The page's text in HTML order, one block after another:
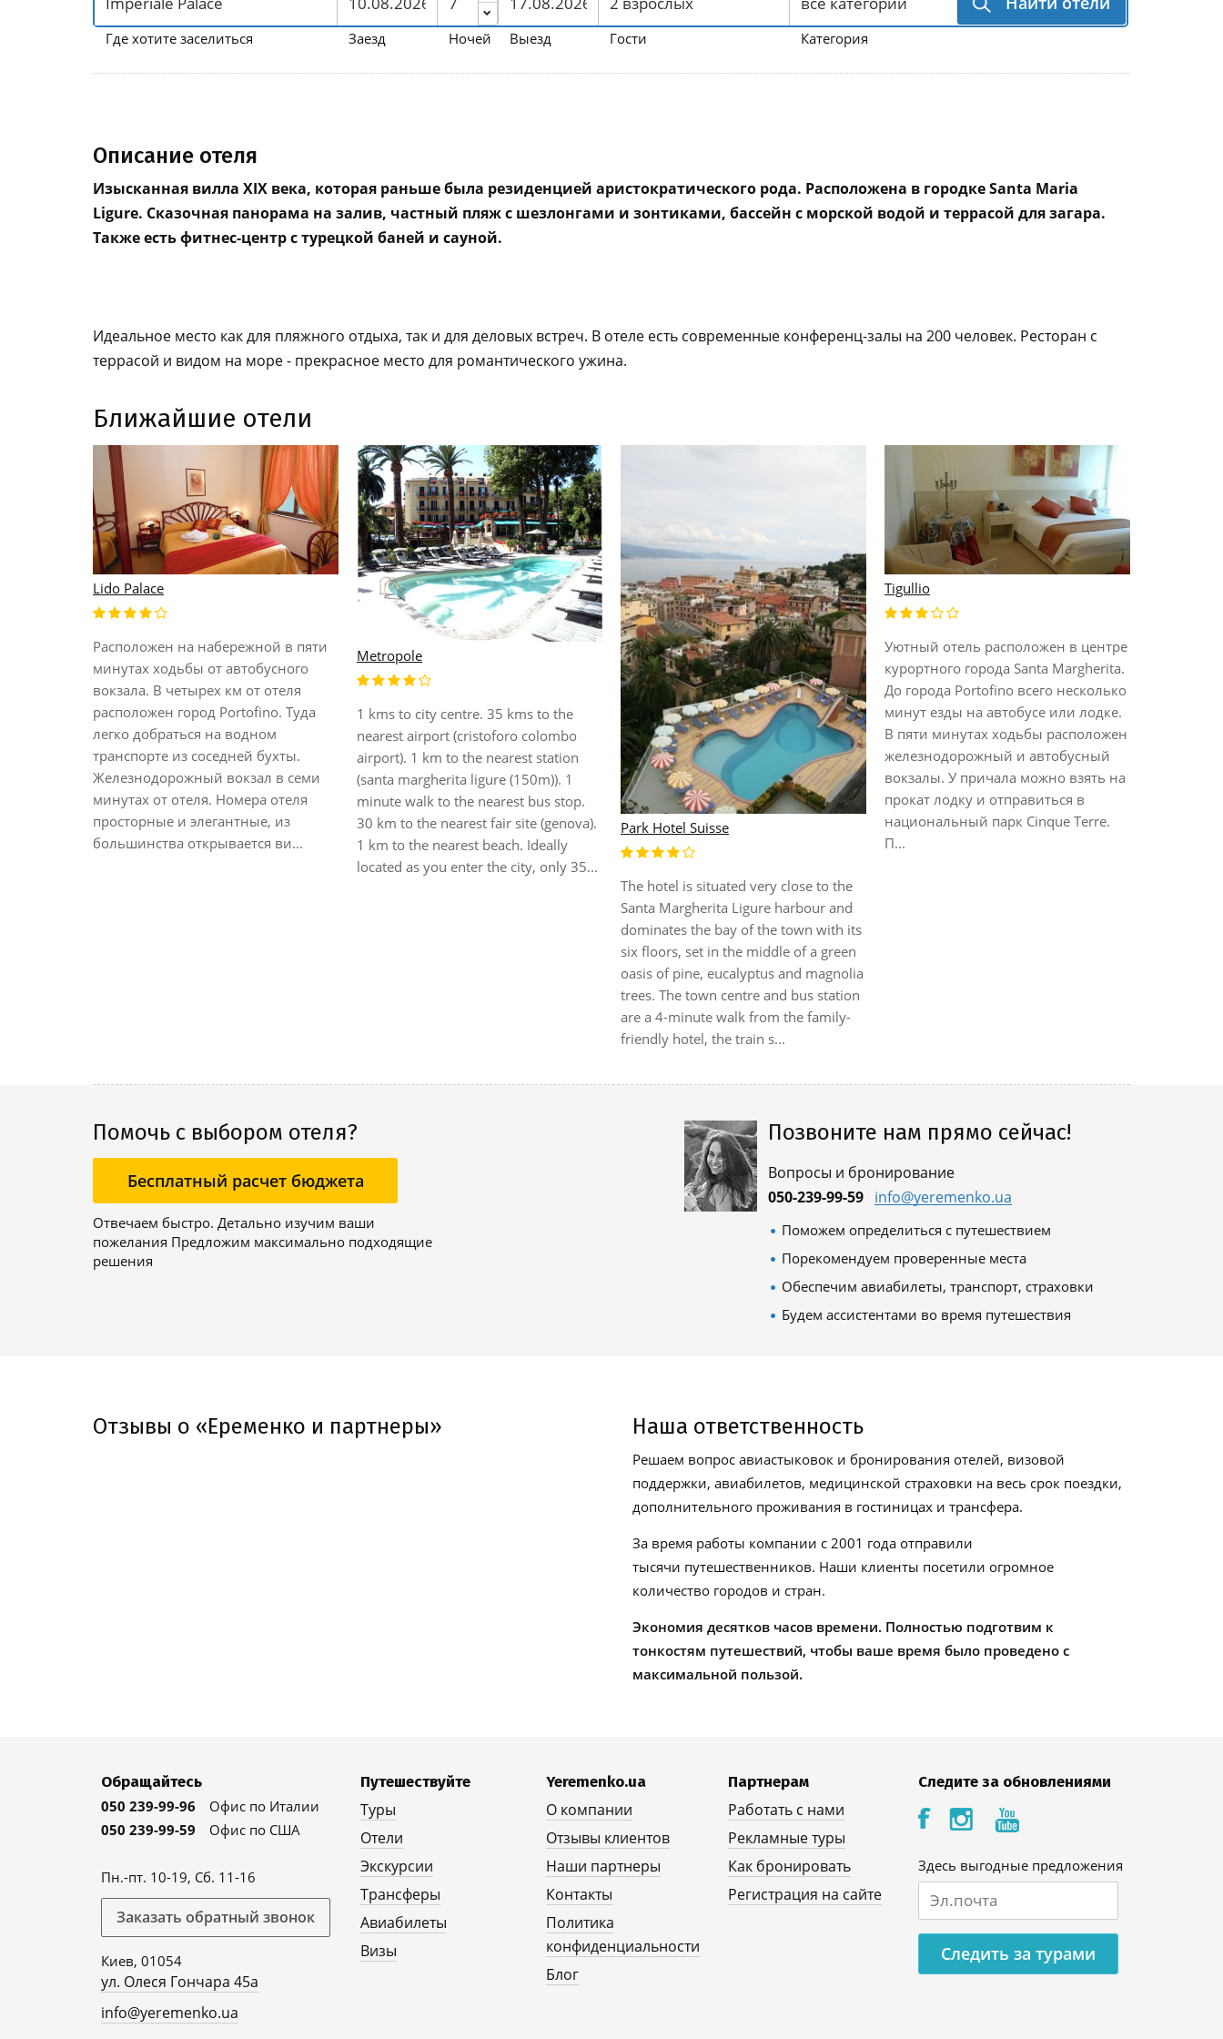
Где хотите заселиться Заезд Ночей Выезд Гости Категория
Описание отеля
Изысканная вилла XIX века, которая раньше была резиденцией аристократического рода. Расположена в городке Santa Maria
Ligure. Сказочная панорама на залив, частный пляж с шезлонгами и зонтиками, бассейн с морской водой и террасой для загара.
Также есть фитнес-центр с турецкой баней и сауной.
Идеальное место как для пляжного отдыха, так и для деловых встреч. В отеле есть современные конференц-залы на 200 человек. Ресторан с
террасой и видом на море - прекрасное место для романтического ужина.
Ближайшие отели
Lido Palace
Расположен на набережной в пяти
минутах ходьбы от автобусного
вокзала. В четырех км от отеля
расположен город Portofino. Туда
легко добраться на водном
транспорте из соседней бухты.
Железнодорожный вокзал в семи
минутах от отеля. Номера отеля
просторные и элегантные, из
большинства открывается ви...
Metropole
1 kms to city centre. 35 kms to the
nearest airport (cristoforo colombo
airport). 1 km to the nearest station
(santa margherita ligure (150m)). 1
minute walk to the nearest bus stop.
30 km to the nearest fair site (genova).
1 km to the nearest beach. Ideally
located as you enter the city, only 35...
Park Hotel Suisse
The hotel is situated very close to the
Santa Margherita Ligure harbour and
dominates the bay of the town with its
six floors, set in the middle of a green
oasis of pine, eucalyptus and magnolia
trees. The town centre and bus station
are a 4-minute walk from the family-
friendly hotel, the train s...
Tigullio
Уютный отель расположен в центре
курортного города Santa Margherita.
До города Portofino всего несколько
минут езды на автобусе или лодке.
В пяти минутах ходьбы расположен
железнодорожный и автобусный
вокзалы. У причала можно взять на
прокат лодку и отправиться в
национальный парк Cinque Terre.
П...
Помочь с выбором отеля?
Бесплатный расчет бюджета
Отвечаем быстро. Детально изучим ваши
пожелания Предложим максимально подходящие
решения
Позвоните нам прямо сейчас!
Вопросы и бронирование
050-239-99-59 info@yeremenko.ua
Поможем определиться с путешествием
Порекомендуем проверенные места
Обеспечим авиабилеты, транспорт, страховки
Будем ассистентами во время путешествия
Отзывы о «Еременко и партнеры» Наша ответственность
Решаем вопрос авиастыковок и бронирования отелей, визовой
поддержки, авиабилетов, медицинской страховки на весь срок поездки,
дополнительного проживания в гостиницах и трансфера.
За время работы компании с 2001 года отправили
тысячи путешественников. Наши клиенты посетили огромное
количество городов и стран.
Экономия десятков часов времени. Полностью подготвим к
тонкостям путешествий, чтобы ваше время было проведено с
максимальной пользой.
Обращайтесь
050 239-99-96
Офис по Италии
050 239-99-59
Офис по США
Пн.-пт. 10-19, Сб. 11-16
Заказать обратный звонок
Киев, 01054
ул. Олеся Гончара 45а
info@yeremenko.ua
Путешествуйте
Туры
Отели
Экскурсии
Трансферы
Авиабилеты
Визы
Yeremenko.ua
О компании
Отзывы клиентов
Наши партнеры
Контакты
Политика
конфиденциальности
Блог
Партнерам
Работать с нами
Рекламные туры
Как бронировать
Регистрация на сайте
Следите за обновлениями
Здесь выгодные предложения
Следить за турами